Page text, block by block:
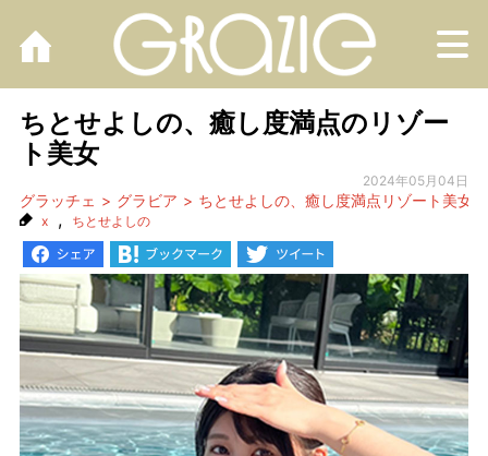
ちとせよしの、癒し度満点のリゾー
ト美女
2024年05月04日
グラッチェ グラビア ちとせよしの、癒し度満点リゾート美女
x , ちとせよしの